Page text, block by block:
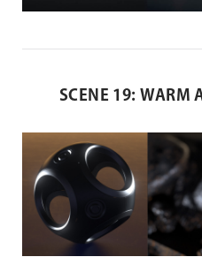
SCENE 19: WARM